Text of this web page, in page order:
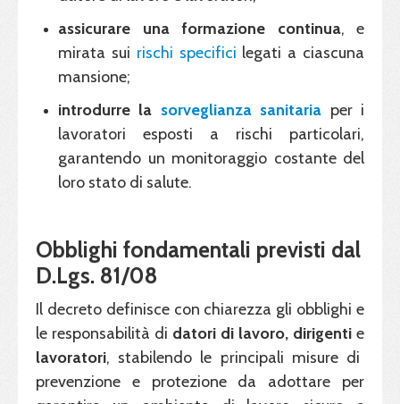
assicurare una formazione continua, e
mirata sui rischi specifici legati a ciascuna
mansione;
introdurre la sorveglianza sanitaria per i
lavoratori esposti a rischi particolari,
garantendo un monitoraggio costante del
loro stato di salute.
Obblighi fondamentali previsti dal
D.Lgs. 81/08
Il decreto definisce con chiarezza gli obblighi e
le responsabilità di datori di lavoro, dirigenti e
lavoratori, stabilendo le principali misure di
prevenzione e protezione da adottare per